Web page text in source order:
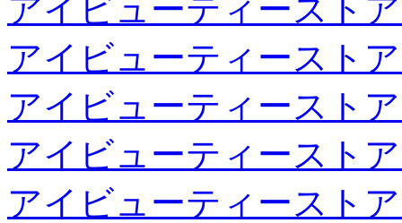
アイビューティースト
アイビューティースト
アイビューティースト
アイビューティースト
アイビューティースト